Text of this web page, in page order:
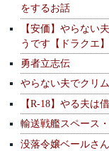
をするお話
【安価】やらない
うです【ドラクエ】
勇者立志伝
やらない夫でクリ
【R-18】やる夫は
輸送戦艦スペース
没落令嬢ベールさ